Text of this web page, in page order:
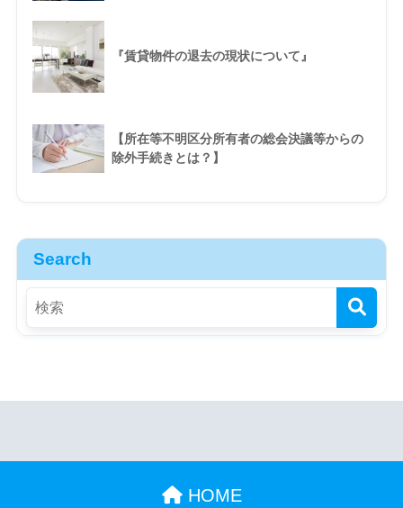
『賃貸物件の退去の現状について』
【所在等不明区分所有者の総会決議等からの
除外手続きとは？】
Search
HOME